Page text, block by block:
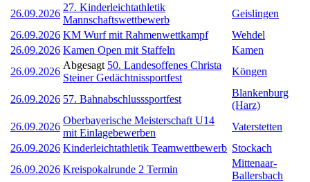
26.09.2026
27. Kinderleichtathletik
Mannschaftswettbewerb
Geislingen
26.09.2026 KM Wurf mit Rahmenwettkampf
Wehdel
26.09.2026 Kamen Open mit Staffeln
Kamen
26.09.2026
Abgesagt 50. Landesoffenes Christa
Steiner Gedächtnissportfest
Köngen
26.09.2026 57. Bahnabschlusssportfest
Blankenburg
(Harz)
26.09.2026
Oberbayerische Meisterschaft U14
mit Einlagebewerben
Vaterstetten
26.09.2026 Kinderleichtathletik Teamwettbewerb Stockach
26.09.2026 Kreispokalrunde 2 Termin
Mittenaar-
Ballersbach